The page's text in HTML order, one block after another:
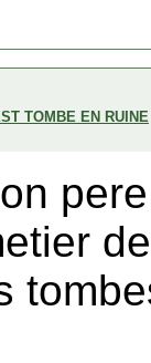
TOMBE EN RUINE